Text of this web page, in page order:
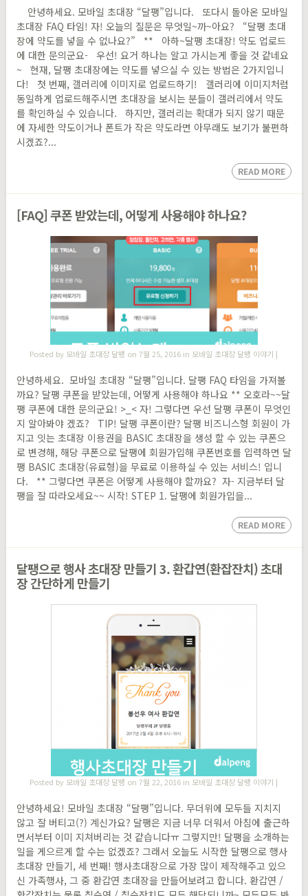
안녕하세요. 모바일 초대장 “달팽”입니다. 또다시 돌아온 모바일
초대장 FAQ 타임! 자! 오늘의 질문은 무엇일~까~아요? “달팽 초대
장에 약도를 넣을 수 없나요?” ** 아하~달팽 초대장! 약도 업로드
에 대한 문의군요- 우선! 요거 하나는 알고 가시는게 좋을 것 같네요
~ 현재, 달팽 초대장에는 약도를 넣으실 수 있는 방법은 2가지입니
다! 첫 번째, 갤러리에 이미지로 업로드하기! 갤러리에 이미지처럼
동일하게 업로드해주시면 초대장을 보시는 분들이 갤러리에서 약도
를 확인하실 수 있습니다. 하지만, 갤러리는 확대가 되지 않기 때문
에 자세한 약도이거나 폰트가 작은 약도라면 아무래도 보기가 불편하
시겠죠?...
READ MORE
[FAQ] 쿠폰 받았는데, 어떻게 사용해야 하나요?
Posted by 모바일 초대장 달팽 on 7월 25, 2016 in 모바일 초대장 달팽 이야기 |
안녕하세요. 모바일 초대장 “달팽”입니다. 달팽 FAQ 타임을 가져볼
까요? 달팽 쿠폰을 받았는데, 어떻게 사용해야 하나요 ** 오호라~~달
팽 쿠폰에 대한 문의군요! >_< 자! 그렇다면 우선 달팽 쿠폰이 무엇인
지 알아봐야 겠죠? TIP! 달팽 쿠폰이란? 달팽 비즈니스형 회원이 가
지고 잇는 초대장 이용권을 BASIC 초대장을 생성 할 수 있는 쿠폰으
로 변경해, 해당 쿠폰으로 달팽에 회원가입해 쿠폰번호를 입력하면 달
팽 BASIC 초대장(유료형)을 무료로 이용하실 수 있는 서비스! 입니
다. ** 그렇다면 쿠폰은 어떻게 사용해야 할까요? 자- 지금부터 달
팽을 잘 따라오세요~~ 시작! STEP 1. 달팽에 회원가입을...
READ MORE
달팽으로 행사 초대장 만들기 3. 환갑연(환잡잔치) 초대
장 간단하게 만들기
Posted by 모바일 초대장 달팽 on 7월 22, 2016 in 모바일 초대장 달팽 이야기 |
안녕하세요! 모바일 초대장 “달팽”입니다. 무더위에 모두들 지치지
않고 잘 버티고(?) 계신가요? 달팽은 지금 너무 더워서 아침에 출근하
면서부터 이미 지쳐버리는 것 같습니다ㅠ 그렇지만! 달팽을 소개하는
일을 게으르게 할 수는 없겠죠? 그래서 오늘도 시작한 달팽으로 행사
초대장 만들기, 세 번째! 행사초대장으로 가장 많이 제작해주고 있으
신 가족행사, 그 중 환갑연 초대장을 만들어보려고 합니다. 환갑연 /